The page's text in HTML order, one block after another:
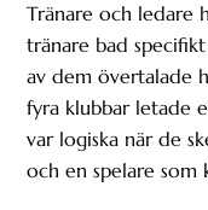
Tränare och ledare
tränare bad
av dem övertalade
fyra klubbar letade
var logiska när de
och en spelare som